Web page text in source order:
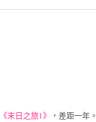
《末日之旅1》 ，差距一年。